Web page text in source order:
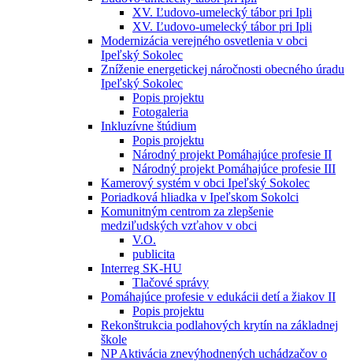
XV. Ľudovo-umelecký tábor pri Ipli
XV. Ľudovo-umelecký tábor pri Ipli
Modernizácia verejného osvetlenia v obci
Ipeľský Sokolec
Zníženie energetickej náročnosti obecného úradu
Ipeľský Sokolec
Popis projektu
Fotogaleria
Inkluzívne štúdium
Popis projektu
Národný projekt Pomáhajúce profesie II
Národný projekt Pomáhajúce profesie III
Kamerový systém v obci Ipeľský Sokolec
Poriadková hliadka v Ipeľskom Sokolci
Komunitným centrom za zlepšenie
medziľudských vzťahov v obci
V.O.
publicita
Interreg SK-HU
Tlačové správy
Pomáhajúce profesie v edukácii detí a žiakov II
Popis projektu
Rekonštrukcia podlahových krytín na základnej
škole
NP Aktivácia znevýhodnených uchádzačov o